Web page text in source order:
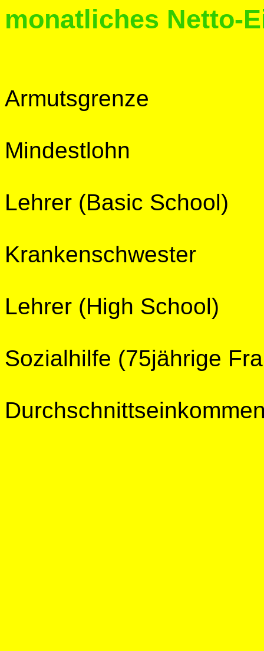
monatliches Netto-
Armutsgrenze
Mindestlohn
Lehrer (Basic
Lehrer (High
Sozialhilfe (75jährige